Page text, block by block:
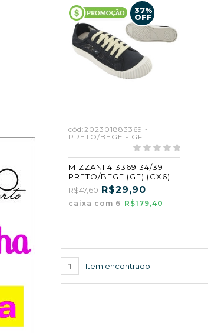
37%
OFF
cód:202301883369 -
PRETO/BEGE - GF
MIZZANI 413369 34/39
PRETO/BEGE (GF) (CX6)
R$47,60 R$29,90
caixa com 6 R$179,40
1 Item encontrado